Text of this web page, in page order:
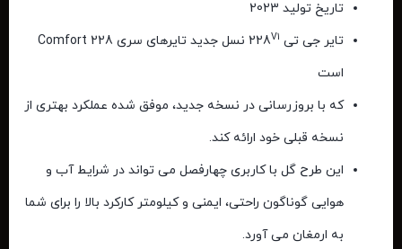
تاریخ تولید 2023
تایر جی تی V1 نسل جدید تایرهای سری Comfort 228
است
که با بروزرسانی در نسخه جدید، موفق شده عملکرد بهتری از
نسخه قبلی خود ارائه کند.
این طرح گل با کاربری چهارفصل می تواند در شرایط آب و
هوایی گوناگون راحتی، ایمنی و کیلومتر کارکرد بالا را برای شما
به ارمغان می آورد.